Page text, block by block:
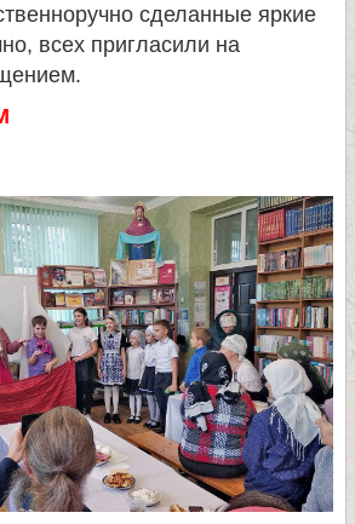
сделанные яркие
всех пригласили на